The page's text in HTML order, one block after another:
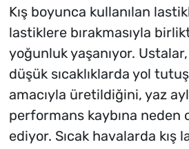
Kış boyunca kullanılan
lastiklere bırakmasıyla
yoğunluk yaşanıyor.
düşük sıcaklıklarda yol
amacıyla üretildiğini, yaz
performans kaybına neden
ediyor. Sıcak havalarda kış